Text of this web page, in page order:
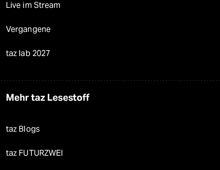
Live im Stream
Vergangene
taz lab 2027
Mehr taz Lesestoff
taz Blogs
taz FUTURZWEI